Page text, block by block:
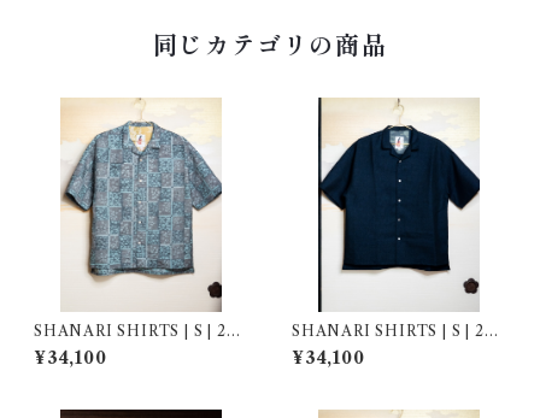
同じカテゴリの商品
SHANARI SHIRTS | S | 264
048
¥34,100
SHANARI SHIRTS | S | 264
055
¥34,100